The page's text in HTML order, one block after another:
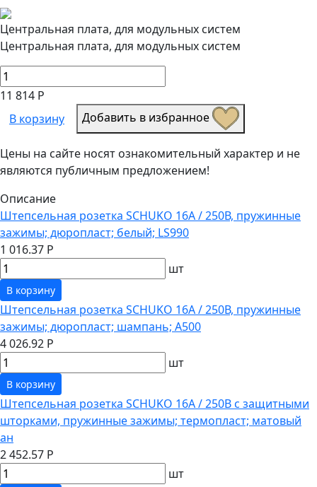
Центральная плата, для модульных систем
Центральная плата, для модульных систем
11 814 Р
В корзину
Добавить в избранное
Цены на сайте носят ознакомительный характер и не
являются публичным предложением!
Описание
Штепсельная розетка SCHUKO 16А / 250В, пружинные
зажимы; дюропласт; белый; LS990
1 016.37 Р
шт
В корзину
Штепсельная розетка SCHUKO 16А / 250В, пружинные
зажимы; дюропласт; шампань; A500
4 026.92 Р
шт
В корзину
Штепсельная розетка SCHUKO 16А / 250В с защитными
шторками, пружинные зажимы; термопласт; матовый
ан
2 452.57 Р
шт